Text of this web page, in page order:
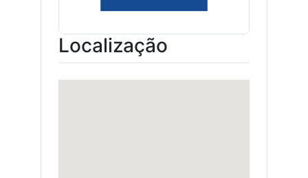
Localização